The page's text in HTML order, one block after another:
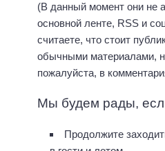
(В данный момент они не
основной ленте, RSS и
считаете, что стоит
обычными материалами,
пожалуйста, в
Мы будем рады,
Продолжите